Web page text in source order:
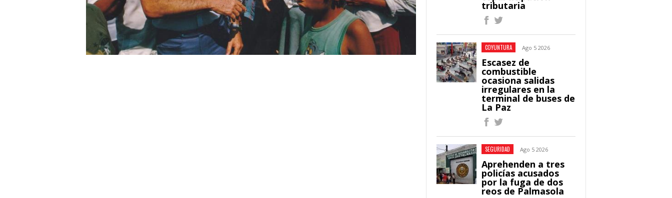
tributaria
COYUNTURA Ago 5 2026
Escasez de
combustible
ocasiona salidas
irregulares en la
terminal de buses de
La Paz
SEGURIDAD Ago 5 2026
Aprehenden a tres
policías acusados
por la fuga de dos
reos de Palmasola